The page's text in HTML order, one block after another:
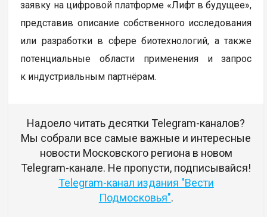
заявку на цифровой платформе «Лифт в будущее»,
представив описание собственного исследования
или разработки в сфере биотехнологий, а также
потенциальные области применения и запрос
к индустриальным партнёрам.
Надоело читать десятки Telegram-каналов?
Мы собрали все самые важные и интересные
новости Московского региона в новом
Telegram-канале. Не пропусти, подписывайся!
Telegram-канал издания "Вести
Подмосковья".